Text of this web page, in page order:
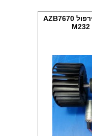
מנוע משופץ למייבש כביסה ווירפול AZB7670